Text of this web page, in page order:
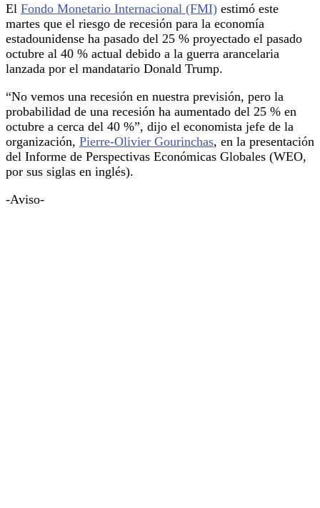
El Fondo Monetario Internacional (FMI) estimó este
martes que el riesgo de recesión para la economía
estadounidense ha pasado del 25 % proyectado el pasado
octubre al 40 % actual debido a la guerra arancelaria
lanzada por el mandatario Donald Trump.
“No vemos una recesión en nuestra previsión, pero la
probabilidad de una recesión ha aumentado del 25 % en
octubre a cerca del 40 %”, dijo el economista jefe de la
organización, Pierre-Olivier Gourinchas, en la presentación
del Informe de Perspectivas Económicas Globales (WEO,
por sus siglas en inglés).
-Aviso-